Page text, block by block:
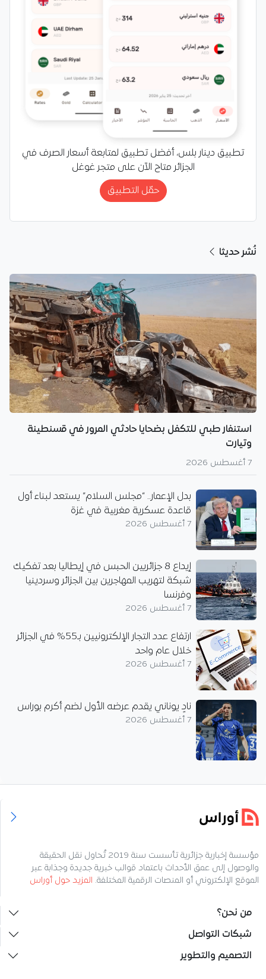
تطبيق دينار بلس، أفضل تطبيق لمتابعة أسعار الصرف في
الجزائر متاح الآن على متجر غوغل
حمّل التطبيق
نُشر حديثا
استنفار طبي للتكفل بضحايا حادثي المرور في قسنطينة
وتيارت
7 أغسطس 2026
بدل الإعمار.. “مجلس السلام” يستعد لبناء أول
قاعدة عسكرية مغربية في غزة
7 أغسطس 2026
إيداع 8 جزائريين الحبس في إيطاليا بعد تفكيك
شبكة لتهريب المهاجرين بين الجزائر وسردينيا
وفرنسا
7 أغسطس 2026
ارتفاع عدد التجار الإلكترونيين بـ55% في الجزائر
خلال عام واحد
7 أغسطس 2026
نادٍ يوناني يقدم عرضه الأول لضم أكرم بوراس
7 أغسطس 2026
مؤسسة إخبارية جزائرية تأسست سنة 2019 تُحاول نقل الحقيقة
والوصول إلى عمق الأحداث باعتماد قوالب خبرية جديدة وجذابة عبر
الموقع الإلكتروني أو المنصات الرقمية المختلفة. المزيد حول أوراس
من نحن؟
شبكات التواصل
التصميم والتطوير